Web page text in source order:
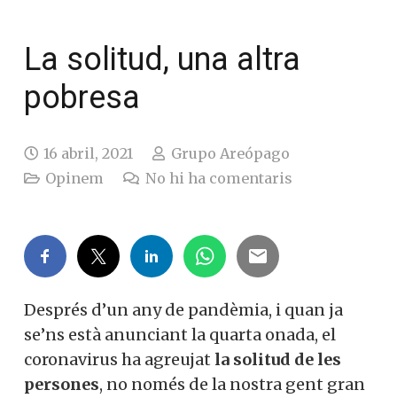
La solitud, una altra
pobresa
16 abril, 2021
Grupo Areópago
Opinem
No hi ha comentaris
Després d’un any de pandèmia, i quan ja
se’ns està anunciant la quarta onada, el
coronavirus ha agreujat la solitud de les
persones, no només de la nostra gent gran